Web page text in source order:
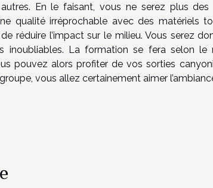
En le faisant, vous ne serez plus
qualité irréprochable avec des matériels
réduire l’impact sur le milieu. Vous serez
inoubliables. La formation se fera selon
pouvez alors profiter de vos sorties
vous allez certainement aimer